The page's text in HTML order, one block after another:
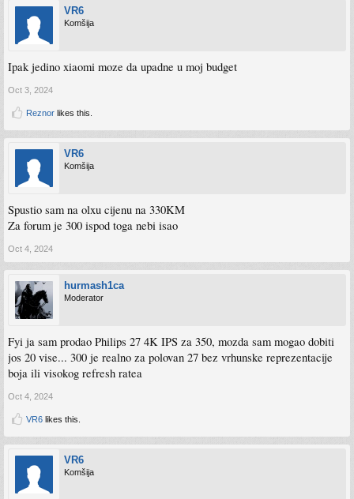
VR6
Komšija
Ipak jedino xiaomi moze da upadne u moj budget
Oct 3, 2024
Reznor likes this.
VR6
Komšija
Spustio sam na olxu cijenu na 330KM
Za forum je 300 ispod toga nebi isao
Oct 4, 2024
hurmash1ca
Moderator
Fyi ja sam prodao Philips 27 4K IPS za 350, mozda sam mogao dobiti
jos 20 vise... 300 je realno za polovan 27 bez vrhunske reprezentacije
boja ili visokog refresh ratea
Oct 4, 2024
VR6 likes this.
VR6
Komšija